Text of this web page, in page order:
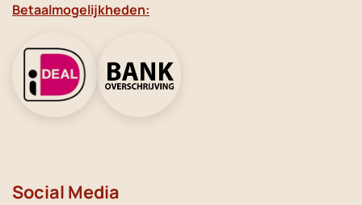
Betaalmogelijkheden:
Social Media